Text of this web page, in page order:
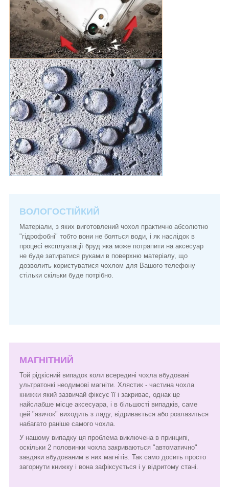
ВОЛОГОСТІЙКИЙ
Матеріали, з яких виготовлений чохол практично абсолютно
"гідрофобні" тобто вони не бояться води, і як наслідок в
процесі експлуатації бруд яка може потрапити на аксесуар
не буде затиратися руками в поверхню матеріалу, що
дозволить користуватися чохлом для Вашого телефону
стільки скільки буде потрібно.
МАГНІТНИЙ
Той рідкісний випадок коли всередині чохла вбудовані
ультратонкі неодимові магніти. Хлястик - частина чохла
книжки який зазвичай фіксує її і закриває, однак це
найслабше місце аксесуара, і в більшості випадків, саме
цей "язичок" виходить з ладу, відривається або розлазиться
набагато раніше самого чохла.
У нашому випадку ця проблема виключена в принципі,
оскільки 2 половинки чохла закриваються "автоматично"
завдяки вбудованим в них магнітів. Так само досить просто
загорнути книжку і вона зафіксується і у відритому стані.